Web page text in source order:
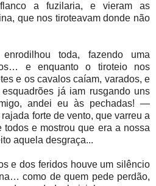
a fuzilaria, e vieram as
que nos tiroteavam donde não
toda, fazendo uma
e enquanto o tiroteio nos
e os cavalos caíam, varados, e
já iam rusgando uns
andei eu às pechadas! —
forte de vento, que varreu a
e mostrou que era a nossa
aquela desgraça...
e dos feridos houve um silêncio
como de quem pede perdão,